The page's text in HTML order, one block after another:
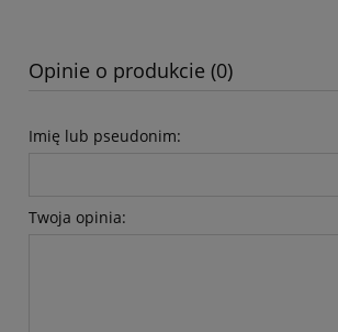
Opinie o produkcie (0)
Imię lub pseudonim:
Twoja opinia: